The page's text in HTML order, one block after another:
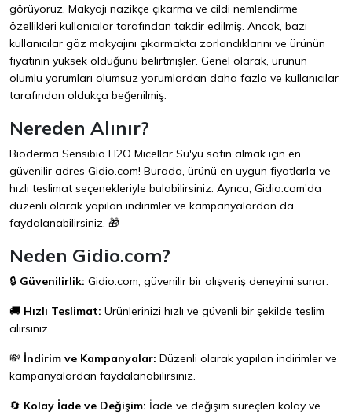
görüyoruz. Makyajı nazikçe çıkarma ve cildi nemlendirme
özellikleri kullanıcılar tarafından takdir edilmiş. Ancak, bazı
kullanıcılar göz makyajını çıkarmakta zorlandıklarını ve ürünün
fiyatının yüksek olduğunu belirtmişler. Genel olarak, ürünün
olumlu yorumları olumsuz yorumlardan daha fazla ve kullanıcılar
tarafından oldukça beğenilmiş.
Nereden Alınır?
Bioderma Sensibio H2O Micellar Su'yu satın almak için en
güvenilir adres Gidio.com! Burada, ürünü en uygun fiyatlarla ve
hızlı teslimat seçenekleriyle bulabilirsiniz. Ayrıca, Gidio.com'da
düzenli olarak yapılan indirimler ve kampanyalardan da
faydalanabilirsiniz. 🎁
Neden Gidio.com?
🔒 Güvenilirlik: Gidio.com, güvenilir bir alışveriş deneyimi sunar.
🚚 Hızlı Teslimat: Ürünlerinizi hızlı ve güvenli bir şekilde teslim
alırsınız.
💸 İndirim ve Kampanyalar: Düzenli olarak yapılan indirimler ve
kampanyalardan faydalanabilirsiniz.
🔄 Kolay İade ve Değişim: İade ve değişim süreçleri kolay ve